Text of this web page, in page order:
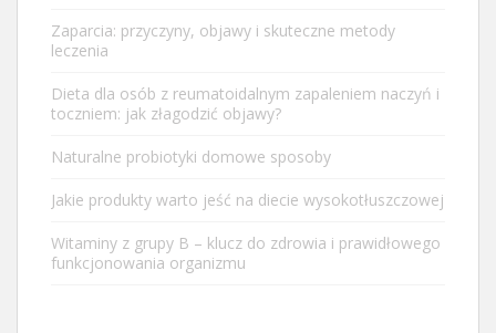
Zaparcia: przyczyny, objawy i skuteczne metody
leczenia
Dieta dla osób z reumatoidalnym zapaleniem naczyń i
toczniem: jak złagodzić objawy?
Naturalne probiotyki domowe sposoby
Jakie produkty warto jeść na diecie wysokotłuszczowej
Witaminy z grupy B – klucz do zdrowia i prawidłowego
funkcjonowania organizmu